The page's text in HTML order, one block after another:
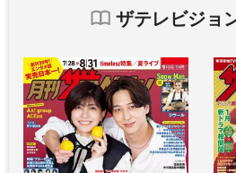
ザテレビジョ